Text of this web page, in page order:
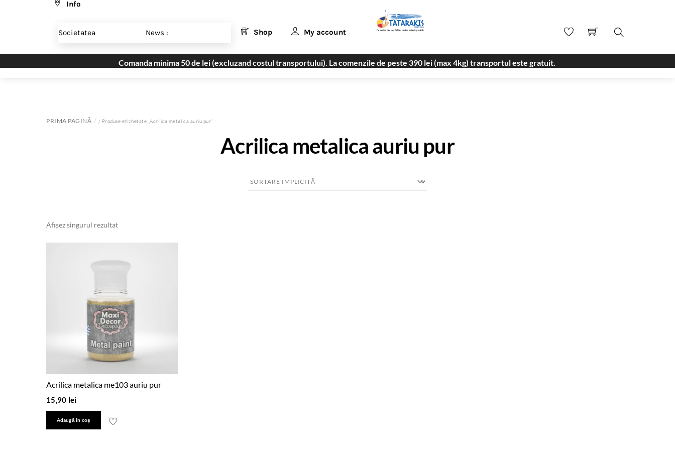
Info
Societatea News : Shop My account
Comanda minima 50 de lei (excluzand costul transportului). La comenzile de peste 390 lei (max 4kg) transportul este gratuit.
PRIMA PAGINĂ / Produse etichetate „Acrilica metalica auriu pur”
Acrilica metalica auriu pur
Afișez singurul rezultat
Acrilica metalica me103 auriu pur
15,90 lei
Adaugă în coș